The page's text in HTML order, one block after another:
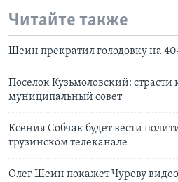
Читайте также
Шеин прекратил голодовку на
Поселок Кузьмоловский: страсти
муниципальный совет
Ксения Собчак будет вести
грузинском телеканале
Олег Шеин покажет Чурову